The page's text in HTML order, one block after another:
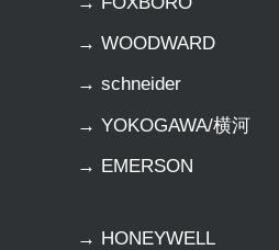
→ WOODWARD
→ schneider
→ YOKOGAWA/横河
→ EMERSON
→ HONEYWELL